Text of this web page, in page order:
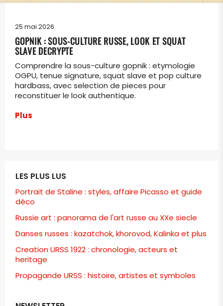
25 mai 2026
GOPNIK : SOUS-CULTURE RUSSE, LOOK ET SQUAT
SLAVE DECRYPTE
Comprendre la sous-culture gopnik : etymologie
OGPU, tenue signature, squat slave et pop culture
hardbass, avec selection de pieces pour
reconstituer le look authentique.
Plus
LES PLUS LUS
Portrait de Staline : styles, affaire Picasso et guide
déco
Russie art : panorama de l'art russe au XXe siecle
Danses russes : kazatchok, khorovod, Kalinka et plus
Creation URSS 1922 : chronologie, acteurs et
heritage
Propagande URSS : histoire, artistes et symboles